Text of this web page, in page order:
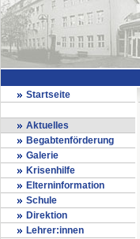
Startseite
Aktuelles
Begabtenförderung
Galerie
Krisenhilfe
Elterninformation
Schule
Direktion
Lehrer:innen